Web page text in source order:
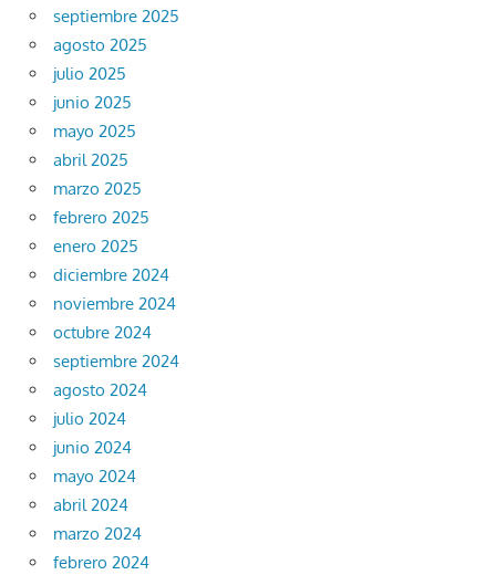
septiembre 2025
agosto 2025
julio 2025
junio 2025
mayo 2025
abril 2025
marzo 2025
febrero 2025
enero 2025
diciembre 2024
noviembre 2024
octubre 2024
septiembre 2024
agosto 2024
julio 2024
junio 2024
mayo 2024
abril 2024
marzo 2024
febrero 2024